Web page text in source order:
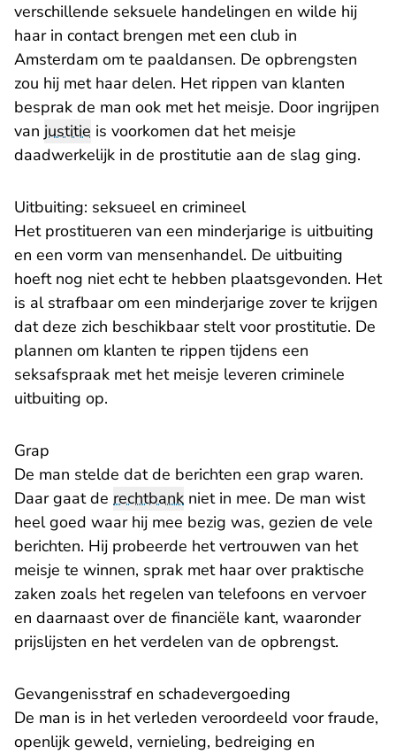
verschillende seksuele handelingen en wilde hij
haar in contact brengen met een club in
Amsterdam om te paaldansen. De opbrengsten
zou hij met haar delen. Het rippen van klanten
besprak de man ook met het meisje. Door ingrijpen
van justitie is voorkomen dat het meisje
daadwerkelijk in de prostitutie aan de slag ging.
Uitbuiting: seksueel en crimineel
Het prostitueren van een minderjarige is uitbuiting
en een vorm van mensenhandel. De uitbuiting
hoeft nog niet echt te hebben plaatsgevonden. Het
is al strafbaar om een minderjarige zover te krijgen
dat deze zich beschikbaar stelt voor prostitutie. De
plannen om klanten te rippen tijdens een
seksafspraak met het meisje leveren criminele
uitbuiting op.
Grap
De man stelde dat de berichten een grap waren.
Daar gaat de rechtbank niet in mee. De man wist
heel goed waar hij mee bezig was, gezien de vele
berichten. Hij probeerde het vertrouwen van het
meisje te winnen, sprak met haar over praktische
zaken zoals het regelen van telefoons en vervoer
en daarnaast over de financiële kant, waaronder
prijslijsten en het verdelen van de opbrengst.
Gevangenisstraf en schadevergoeding
De man is in het verleden veroordeeld voor fraude,
openlijk geweld, vernieling, bedreiging en